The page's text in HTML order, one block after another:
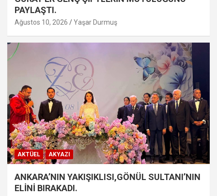
PAYLAŞTI.
Ağustos 10, 2026 Yaşar Durmuş
AKTÜEL AKYAZI
ANKARA’NIN YAKIŞIKLISI,GÖNÜL SULTANI’NIN
ELİNİ BIRAKADI.